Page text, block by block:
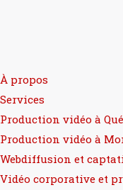
À propos
Services
Production vidéo à
Production vidéo à
Webdiffusion et
Vidéo corporative et